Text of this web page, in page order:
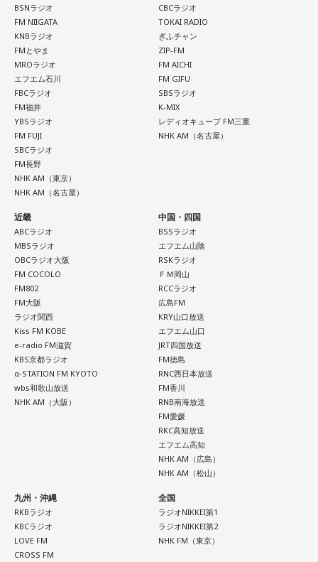
【6位】魚座（うお座）
気分転換が必要な日。ちょっとした物足りなさを感じるかも
しれませんが、それは次のステップに進む合図。新しい楽し
みを探すつもりで、普段行かない場所や触れないジャンルに
手を伸ばしましょう。こしょうやワサビなど、ピリッとした
スパイスが◎。
【7位】獅子座（しし座）
仕事やキャリアに対してじっくり向き合うと良い日。成果を
急ぐよりも、今あるものをしっかり守り固めることを意識し
ましょう。出費を抑えたいなら、必要かどうかを一晩寝かせ
てから決めるくらいの慎重さを。近くの神社にお参りすると
気持ちが整いそう。
【8位】双子座（ふたご座）
心の奥にしまっていたものが浮かび上がりやすい日。過去の
人間関係や手放したはずの気持ちが顔を出すかもしれません
が、無理に蓋をしなくて大丈夫。今の自分として受け止め直
すことで、気持ちが軽くなりそうです。お寺に足を運ぶと心
が静まるはず。
【9位】水瓶座（みずがめ座）
心地よく整えると良い日。散らかっている場所を片づけた
り、インテリアを少し変えてみたりすると気持ちに余裕が生
まれそうです。小さなことでも、感謝を言葉にすると空気が
やわらぐはず。お気に入りのグラスで飲み物を楽しんでみま
【10位】牡羊座（おひつじ座）
お金の使い方に注意したい日。小さな出費が積み重なりやす
いので、財布を開く前にひと呼吸おくことを意識して。新し
いスキルや資格への投資は、今日は情報収集にとどめておく
のが無難。光るものを身につけると気持ちが引き締まりそ
う。
BSNラジオ
FM NIIGATA
KNBラジオ
FMとやま
MROラジオ
エフエム石川
FBCラジオ
FM福井
YBSラジオ
FM FUJI
SBCラジオ
FM長野
NHK AM（東京）
NHK AM（名古屋）
CBCラジオ
TOKAI RADIO
ぎふチャン
ZIP-FM
FM AICHI
FM GIFU
SBSラジオ
K-MIX
レディオキューブ FM三重
NHK AM（名古屋）
近畿
ABCラジオ
MBSラジオ
OBCラジオ大阪
FM COCOLO
FM802
FM大阪
ラジオ関西
Kiss FM KOBE
e-radio FM滋賀
KBS京都ラジオ
α-STATION FM KYOTO
wbs和歌山放送
NHK AM（大阪）
中国・四国
BSSラジオ
エフエム山陰
RSKラジオ
ＦＭ岡山
RCCラジオ
広島FM
KRY山口放送
エフエム山口
JRT四国放送
FM徳島
RNC西日本放送
FM香川
RNB南海放送
FM愛媛
RKC高知放送
エフエム高知
NHK AM（広島）
NHK AM（松山）
九州・沖縄
RKBラジオ
KBCラジオ
LOVE FM
CROSS FM
全国
ラジオNIKKEI第1
ラジオNIKKEI第2
NHK FM（東京）